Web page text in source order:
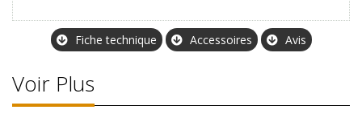
Fiche technique Accessoires Avis
Voir Plus